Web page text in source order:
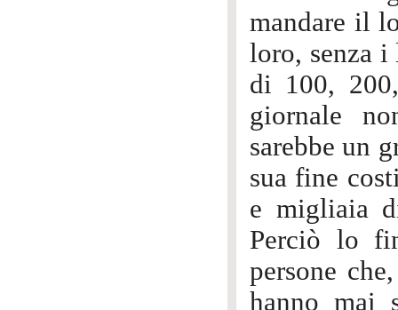
mandare il
loro, senza i
di 100,
giornale
sarebbe un
sua fine
e migliaia
Perciò lo
persone
hanno mai